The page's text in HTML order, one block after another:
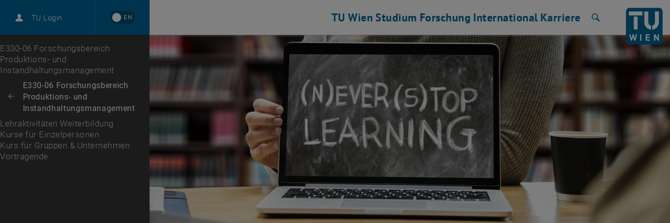
TU Login EN
Karriere
Zur 1. Menü Ebene
E330-06 Forschungsbereich
Produktions- und
Instandhaltungsmanagement
Zurück: Subseiten von E330-06 Forschungsbereich Produktions- und Instandhaltungsmanagement auflisten
Zurück zur letzten Ebene:
E330-06 Forschungsbereich
Produktions- und
Instandhaltungsmanagement
Lehraktivitäten Weiterbildung
Kurse für Einzelpersonen
Kurs für Gruppen & Unternehmen
Vortragende
TU Wien Studium Forschung International Karriere